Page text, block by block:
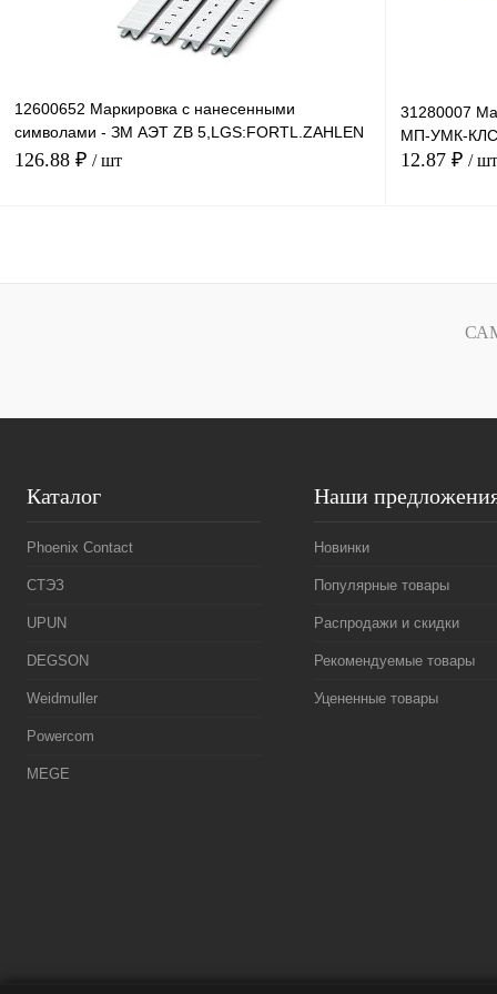
12600652 Маркировка с нанесенными
символами - ЗМ АЭТ ZB 5,LGS:FORTL.ZAHLEN
51-60
126.88 ₽ / шт
31280007
МП-УМК-КЛС
12.87 ₽ / шт
Каталог
Phoenix Contact
СТЭЗ
UPUN
DEGSON
Weidmuller
Powercom
MEGE
Наши
Новинки
Популярные товары
Распродажи и скидки
Рекомендуемые товары
Уцененные товары